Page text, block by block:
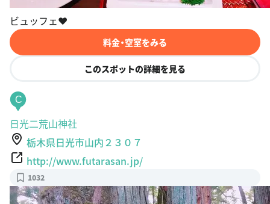
ビュッフェ❤︎
料金・空室をみる
このスポットの詳細を見る
C
日光二荒山神社
栃木県日光市山内２３０７
http://www.futarasan.jp/
1032